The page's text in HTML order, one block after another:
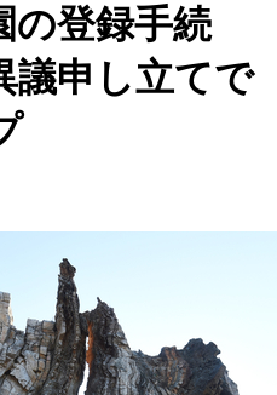
の登録手続
議申し立てで